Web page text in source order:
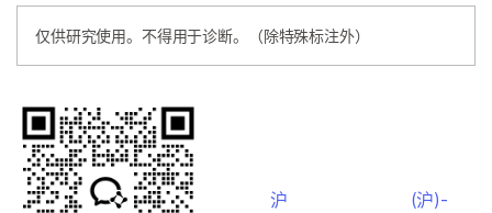
仅供研究使用。不得用于诊断。（除特殊标注外）
沪
(沪)-